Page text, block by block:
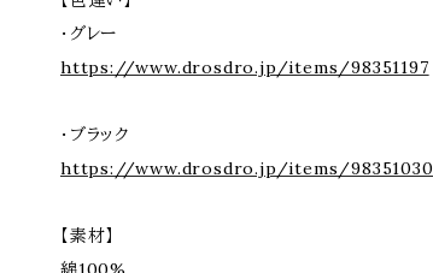
・グレー
https://www.drosdro.jp/items/98351197
・ブラック
https://www.drosdro.jp/items/98351030
【素材】